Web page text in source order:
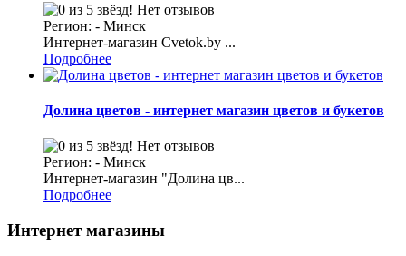
Нет отзывов
Регион: - Минск
Интернет-магазин Сvetok.by ...
Подробнее
Долина цветов - интернет магазин цветов и букетов
Нет отзывов
Регион: - Минск
Интернет-магазин "Долина цв...
Подробнее
Интернет магазины